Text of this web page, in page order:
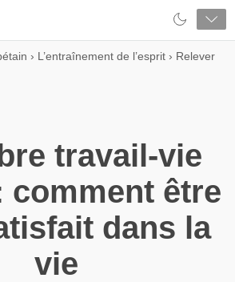
› L’entraînement de l’esprit › Relever
travail-vie
comment être
dans la
vie